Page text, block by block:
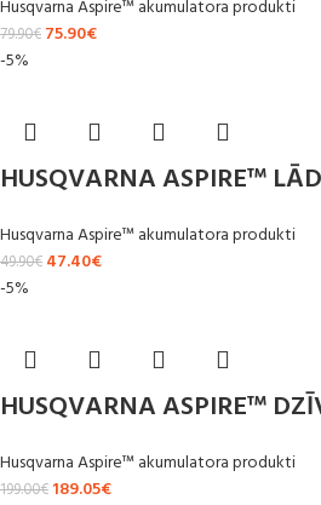
Husqvarna Aspire™ akumulatora produkti
79.90€ 75.90€
-5%
HUSQVARNA ASPIRE™
Husqvarna Aspire™ akumulatora produkti
49.90€ 47.40€
-5%
HUSQVARNA ASPIRE™
Husqvarna Aspire™ akumulatora produkti
199.00€ 189.05€